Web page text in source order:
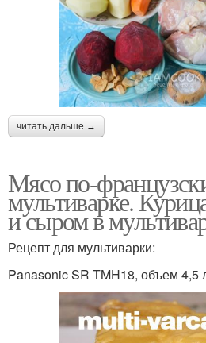
читать дальше →
Мясо по-
мультиварке.
и сыром в
Рецепт для мультиварки:
Panasonic SR TMH18, объем 4,5